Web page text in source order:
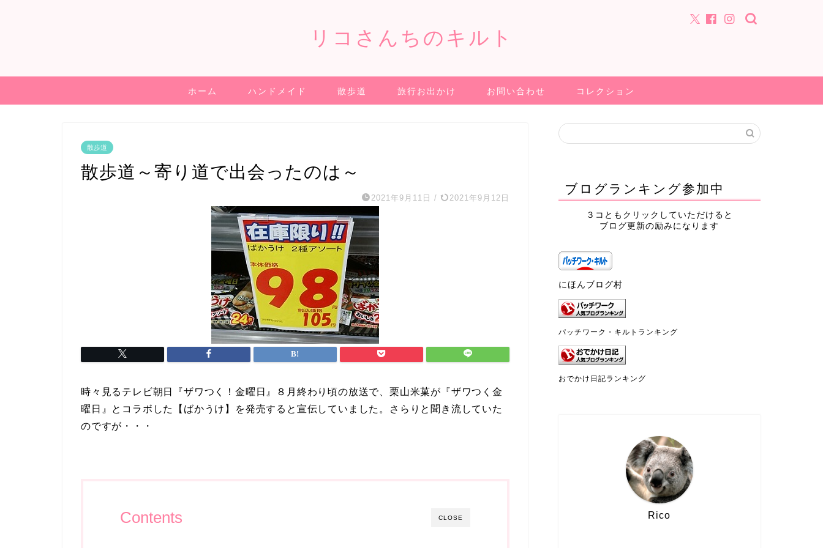
リコさんちのキルト
ホーム ハンドメイド 散歩道 旅行お出かけ お問い合わせ コレクション
散歩道
散歩道～寄り道で出会ったのは～
2021年9月11日 / 2021年9月12日
時々見るテレビ朝日『ザワつく！金曜日』８月終わり頃の放送で、栗山米菓が『ザワつく金
曜日』とコラボした【ばかうけ】を発売すると宣伝していました。さらりと聞き流していた
のですが・・・
CLOSE
Contents
ブログランキング参加中
３コともクリックしていただけると
ブログ更新の励みになります
にほんブログ村
パッチワーク・キルトランキング
おでかけ日記ランキング
Rico